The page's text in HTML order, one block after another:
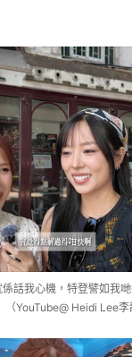
話我心機，特登譬如我
YouTube@ Heidi Lee李